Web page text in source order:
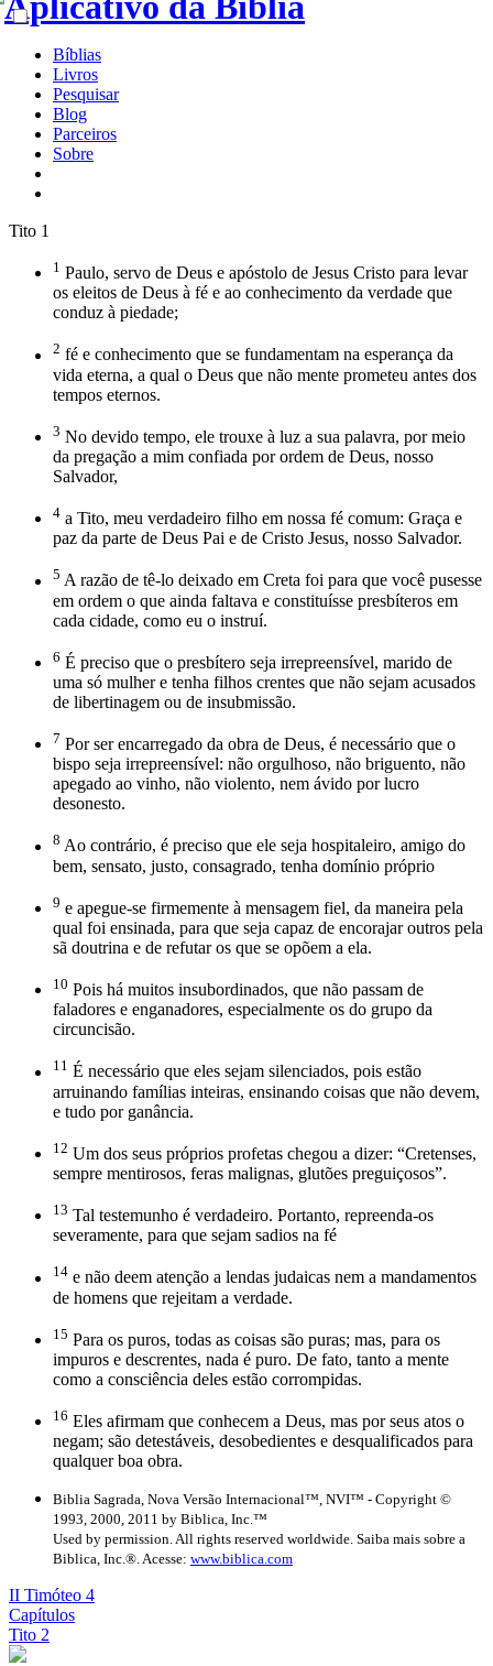
Bíblias
Livros
Pesquisar
Blog
Parceiros
Sobre
Tito 1
1 Paulo, servo de Deus e apóstolo de Jesus Cristo para levar
os eleitos de Deus à fé e ao conhecimento da verdade que
conduz à piedade;
2 fé e conhecimento que se fundamentam na esperança da
vida eterna, a qual o Deus que não mente prometeu antes dos
tempos eternos.
3 No devido tempo, ele trouxe à luz a sua palavra, por meio
da pregação a mim confiada por ordem de Deus, nosso
Salvador,
4 a Tito, meu verdadeiro filho em nossa fé comum: Graça e
paz da parte de Deus Pai e de Cristo Jesus, nosso Salvador.
5 A razão de tê-lo deixado em Creta foi para que você pusesse
em ordem o que ainda faltava e constituísse presbíteros em
cada cidade, como eu o instruí.
6 É preciso que o presbítero seja irrepreensível, marido de
uma só mulher e tenha filhos crentes que não sejam acusados
de libertinagem ou de insubmissão.
7 Por ser encarregado da obra de Deus, é necessário que o
bispo seja irrepreensível: não orgulhoso, não briguento, não
apegado ao vinho, não violento, nem ávido por lucro
desonesto.
8 Ao contrário, é preciso que ele seja hospitaleiro, amigo do
bem, sensato, justo, consagrado, tenha domínio próprio
9 e apegue-se firmemente à mensagem fiel, da maneira pela
qual foi ensinada, para que seja capaz de encorajar outros pela
sã doutrina e de refutar os que se opõem a ela.
10 Pois há muitos insubordinados, que não passam de
faladores e enganadores, especialmente os do grupo da
circuncisão.
11 É necessário que eles sejam silenciados, pois estão
arruinando famílias inteiras, ensinando coisas que não devem,
e tudo por ganância.
12 Um dos seus próprios profetas chegou a dizer: “Cretenses,
sempre mentirosos, feras malignas, glutões preguiçosos”.
13 Tal testemunho é verdadeiro. Portanto, repreenda-os
severamente, para que sejam sadios na fé
14 e não deem atenção a lendas judaicas nem a mandamentos
de homens que rejeitam a verdade.
15 Para os puros, todas as coisas são puras; mas, para os
impuros e descrentes, nada é puro. De fato, tanto a mente
como a consciência deles estão corrompidas.
16 Eles afirmam que conhecem a Deus, mas por seus atos o
negam; são detestáveis, desobedientes e desqualificados para
qualquer boa obra.
Biblia Sagrada, Nova Versão Internacional™, NVI™ - Copyright ©
1993, 2000, 2011 by Biblica, Inc.™
Used by permission. All rights reserved worldwide. Saiba mais sobre a
Biblica, Inc.®. Acesse: www.biblica.com
II Timóteo 4
Capítulos
Tito 2